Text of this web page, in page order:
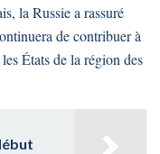
la Russie a rassuré
de contribuer à
États de la région des